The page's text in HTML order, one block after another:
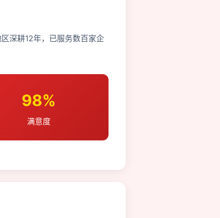
深耕12年，已服务数百家企
98%
满意度